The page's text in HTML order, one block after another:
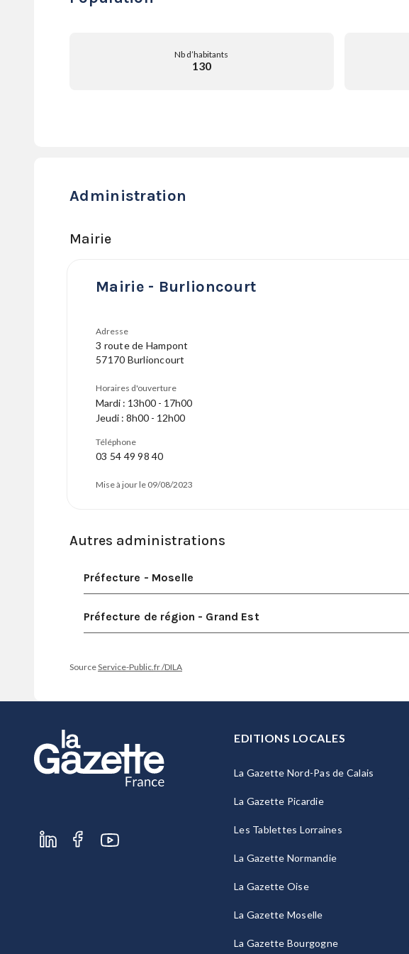
Nb d’habitants
130
Administration
Mairie
Mairie - Burlioncourt
Adresse
3 route de Hampont
57170 Burlioncourt
Horaires d'ouverture
Mardi : 13h00 - 17h00
Jeudi : 8h00 - 12h00
Téléphone
03 54 49 98 40
Mise à jour le 09/08/2023
Autres administrations
Préfecture - Moselle
Préfecture de région - Grand Est
SourceService-Public.fr /DILA
EDITIONS LOCALES
La Gazette Nord-Pas de Calais
La Gazette Picardie
Les Tablettes Lorraines
La Gazette Normandie
La Gazette Oise
La Gazette Moselle
La Gazette Bourgogne